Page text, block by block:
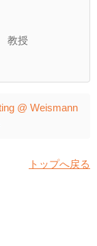
教授
@ Weismann
トップへ戻る